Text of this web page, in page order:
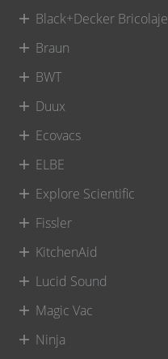
Black+Decker Bricolaje
Braun
BWT
Duux
Ecovacs
ELBE
Explore Scientific
Fissler
KitchenAid
Lucid Sound
Magic Vac
Ninja